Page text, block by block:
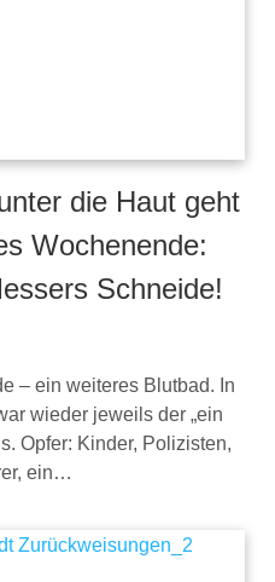
die Haut geht
Wochenende:
Schneide!
– ein weiteres Blutbad. In
wieder jeweils der „ein
Opfer: Kinder, Polizisten,
ein…